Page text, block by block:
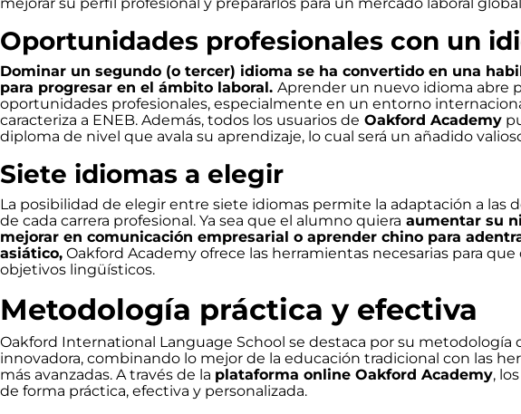
Oportunidades profesionales con un
Dominar un segundo (o tercer) idioma se ha convertido en una
para progresar en el ámbito laboral. Aprender un nuevo idioma abre
oportunidades profesionales, especialmente en un entorno
caracteriza a ENEB. Además, todos los usuarios de Oakford Academy
diploma de nivel que avala su aprendizaje, lo cual será un añadido
Siete idiomas a elegir
La posibilidad de elegir entre siete idiomas permite la adaptación a las
de cada carrera profesional. Ya sea que el alumno quiera aumentar su
mejorar en comunicación empresarial o aprender chino para
asiático, Oakford Academy ofrece las herramientas necesarias para que
objetivos lingüísticos.
Metodología práctica y efectiva
Oakford International Language School se destaca por su metodología
innovadora, combinando lo mejor de la educación tradicional con las
más avanzadas. A través de la plataforma online Oakford Academy,
de forma práctica, efectiva y personalizada.